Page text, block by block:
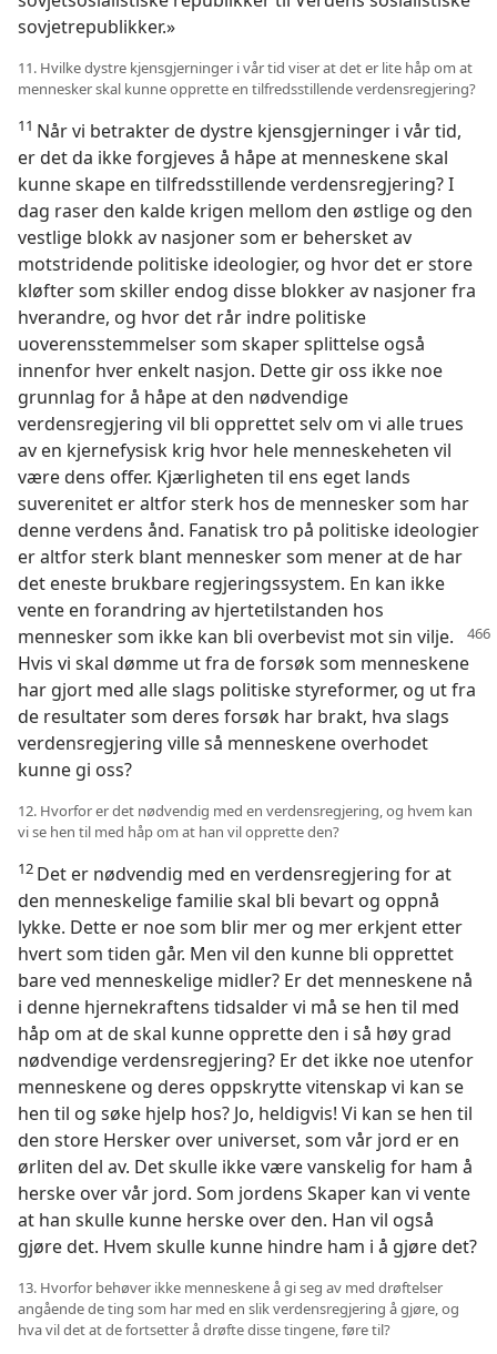
sovjetrepublikker.»
11. Hvilke dystre kjensgjerninger i vår tid viser at det er lite håp om at
mennesker skal kunne opprette en tilfredsstillende verdensregjering?
11 Når vi betrakter de dystre kjensgjerninger i vår tid,
er det da ikke forgjeves å håpe at menneskene skal
kunne skape en tilfredsstillende verdensregjering? I
dag raser den kalde krigen mellom den østlige og den
vestlige blokk av nasjoner som er behersket av
motstridende politiske ideologier, og hvor det er store
kløfter som skiller endog disse blokker av nasjoner fra
hverandre, og hvor det rår indre politiske
uoverensstemmelser som skaper splittelse også
innenfor hver enkelt nasjon. Dette gir oss ikke noe
grunnlag for å håpe at den nødvendige
verdensregjering vil bli opprettet selv om vi alle trues
av en kjernefysisk krig hvor hele menneskeheten vil
være dens offer. Kjærligheten til ens eget lands
suverenitet er altfor sterk hos de mennesker som har
denne verdens ånd. Fanatisk tro på politiske ideologier
er altfor sterk blant mennesker som mener at de har
det eneste brukbare regjeringssystem. En kan ikke
vente en forandring av hjertetilstanden hos
mennesker som ikke kan bli overbevist mot sin vilje.
Hvis vi skal dømme ut fra de forsøk som menneskene
har gjort med alle slags politiske styreformer, og ut fra
de resultater som deres forsøk har brakt, hva slags
verdensregjering ville så menneskene overhodet
kunne gi oss?
12. Hvorfor er det nødvendig med en verdensregjering, og hvem kan
vi se hen til med håp om at han vil opprette den?
12 Det er nødvendig med en verdensregjering for at
den menneskelige familie skal bli bevart og oppnå
lykke. Dette er noe som blir mer og mer erkjent etter
hvert som tiden går. Men vil den kunne bli opprettet
bare ved menneskelige midler? Er det menneskene nå
i denne hjernekraftens tidsalder vi må se hen til med
håp om at de skal kunne opprette den i så høy grad
nødvendige verdensregjering? Er det ikke noe utenfor
menneskene og deres oppskrytte vitenskap vi kan se
hen til og søke hjelp hos? Jo, heldigvis! Vi kan se hen til
den store Hersker over universet, som vår jord er en
ørliten del av. Det skulle ikke være vanskelig for ham å
herske over vår jord. Som jordens Skaper kan vi vente
at han skulle kunne herske over den. Han vil også
gjøre det. Hvem skulle kunne hindre ham i å gjøre det?
13. Hvorfor behøver ikke menneskene å gi seg av med drøftelser
angående de ting som har med en slik verdensregjering å gjøre, og
hva vil det at de fortsetter å drøfte disse tingene, føre til?